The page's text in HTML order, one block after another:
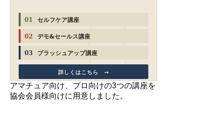
アマチュア向け、プロ向けの3つの講座を
協会会員様向けに用意しました。